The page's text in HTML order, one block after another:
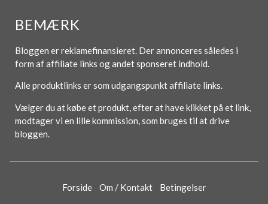
BEMÆRK
Bloggen er reklamefinansieret. Der annonceres således i
form af affiliate links og andet sponseret indhold.
Alle produktlinks er som udgangspunkt affiliate links.
Vælger du at købe et produkt, efter at have klikket på et link,
modtager vi en lille kommission, som bruges til at drive
bloggen.
Forside Om / Kontakt Betingelser